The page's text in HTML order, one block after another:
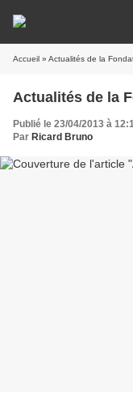
Accueil » Actualités de la
Actualités de la
Publié le 23/04/2013 à
Par Ricard Bruno